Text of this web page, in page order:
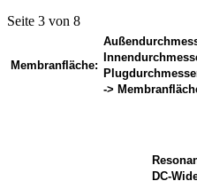
Seite 3 von 8
Membranfläche:
->
DC-